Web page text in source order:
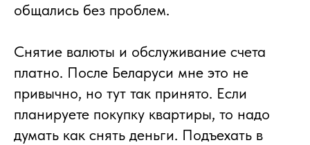
общались без проблем.
Снятие валюты и обслуживание счета
платно. После Беларуси мне это не
привычно, но тут так принято. Если
планируете покупку квартиры, то надо
думать как снять деньги. Подъехать в